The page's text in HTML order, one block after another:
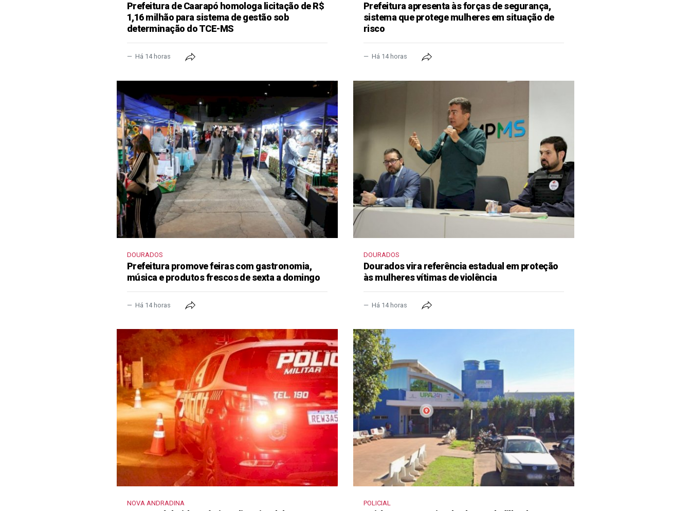
Prefeitura de Caarapó homologa licitação de R$
1,16 milhão para sistema de gestão sob
determinação do TCE-MS
Há 14 horas
Prefeitura apresenta às forças de segurança,
sistema que protege mulheres em situação de
risco
Há 14 horas
DOURADOS
Prefeitura promove feiras com gastronomia,
música e produtos frescos de sexta a domingo
Há 14 horas
DOURADOS
Dourados vira referência estadual em proteção
às mulheres vítimas de violência
Há 14 horas
NOVA ANDRADINA POLICIAL